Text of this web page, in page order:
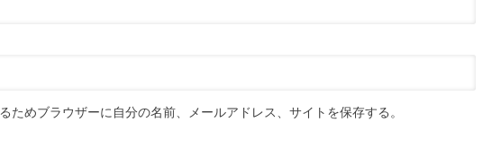
ためブラウザーに自分の名前、メールアドレス、サイトを保存する。